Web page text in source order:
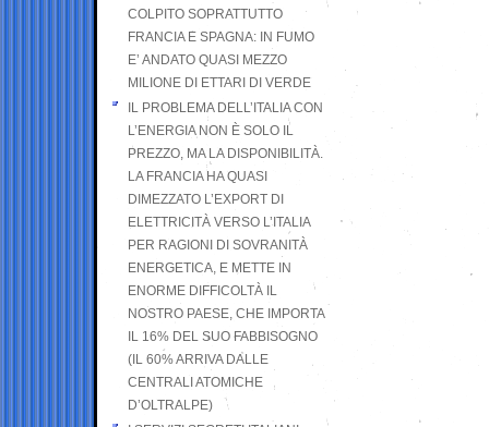
COLPITO SOPRATTUTTO
FRANCIA E SPAGNA: IN FUMO
E’ ANDATO QUASI MEZZO
MILIONE DI ETTARI DI VERDE
IL PROBLEMA DELL’ITALIA CON
L’ENERGIA NON È SOLO IL
PREZZO, MA LA DISPONIBILITÀ.
LA FRANCIA HA QUASI
DIMEZZATO L’EXPORT DI
ELETTRICITÀ VERSO L’ITALIA
PER RAGIONI DI SOVRANITÀ
ENERGETICA, E METTE IN
ENORME DIFFICOLTÀ IL
NOSTRO PAESE, CHE IMPORTA
IL 16% DEL SUO FABBISOGNO
(IL 60% ARRIVA DALLE
CENTRALI ATOMICHE
D’OLTRALPE)